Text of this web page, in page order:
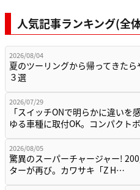
人気記事ランキング(全
2026/08/04
夏のツーリングから帰ってきたら
３選
2026/07/29
「スイッチONで明らかに違いを
ゆる車種に取付OK。コンパクト
2026/08/05
驚異のスーパーチャージャー!
ターが再び。カワサキ「Z H…